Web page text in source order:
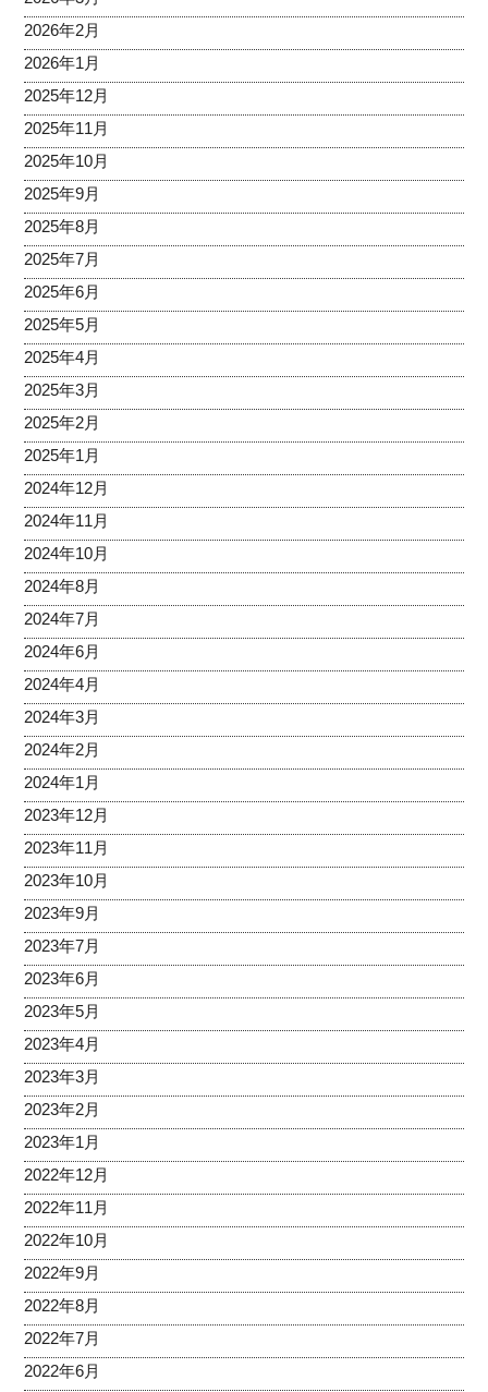
2026年2月
2026年1月
2025年12月
2025年11月
2025年10月
2025年9月
2025年8月
2025年7月
2025年6月
2025年5月
2025年4月
2025年3月
2025年2月
2025年1月
2024年12月
2024年11月
2024年10月
2024年8月
2024年7月
2024年6月
2024年4月
2024年3月
2024年2月
2024年1月
2023年12月
2023年11月
2023年10月
2023年9月
2023年7月
2023年6月
2023年5月
2023年4月
2023年3月
2023年2月
2023年1月
2022年12月
2022年11月
2022年10月
2022年9月
2022年8月
2022年7月
2022年6月